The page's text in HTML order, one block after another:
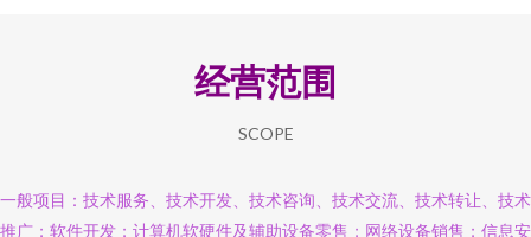
经营范围
SCOPE
一般项目：技术服务、技术开发、技术咨询、技术交流、技术转让、技术
推广；软件开发；计算机软硬件及辅助设备零售；网络设备销售；信息安